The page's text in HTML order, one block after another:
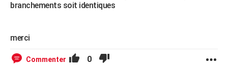
branchements soit identiques
merci
Commenter 0